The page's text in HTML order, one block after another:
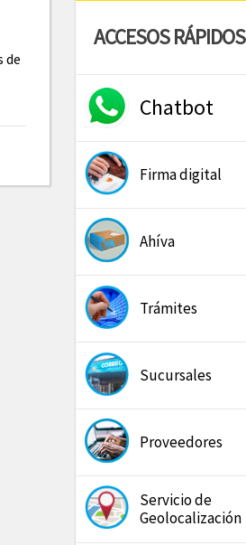
de
ACCESOS RÁPIDOS
Chatbot
Firma digital
Ahíva
Trámites
Sucursales
Proveedores
Servicio de
Geolocalización